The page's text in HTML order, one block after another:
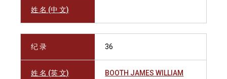
姓 名 (中 文)
纪 录 36
姓 名 (英 文) BOOTH JAMES WILLIAM